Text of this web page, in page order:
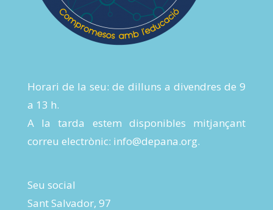
Horari de la seu: de dilluns a divendres de 9
a 13 h.
A la tarda estem disponibles mitjançant
correu electrònic: info@depana.org.
Seu social
Sant Salvador, 97